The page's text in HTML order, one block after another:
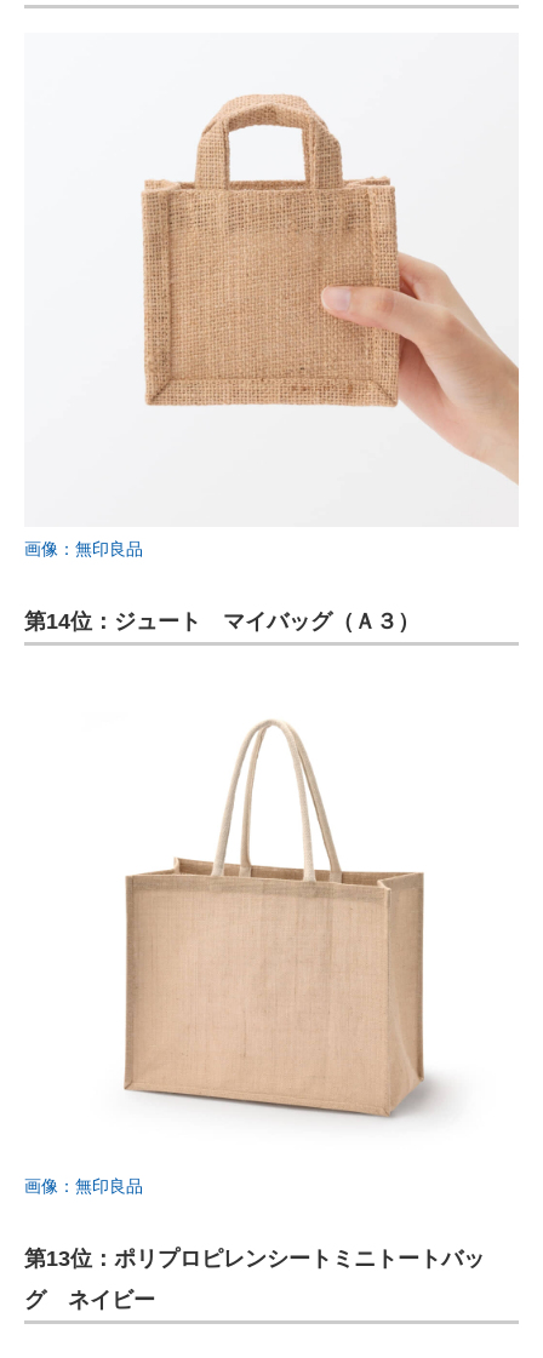
画像：無印良品
第14位：ジュート マイバッグ（Ａ３）
画像：無印良品
第13位：ポリプロピレンシートミニトートバッ
グ ネイビー